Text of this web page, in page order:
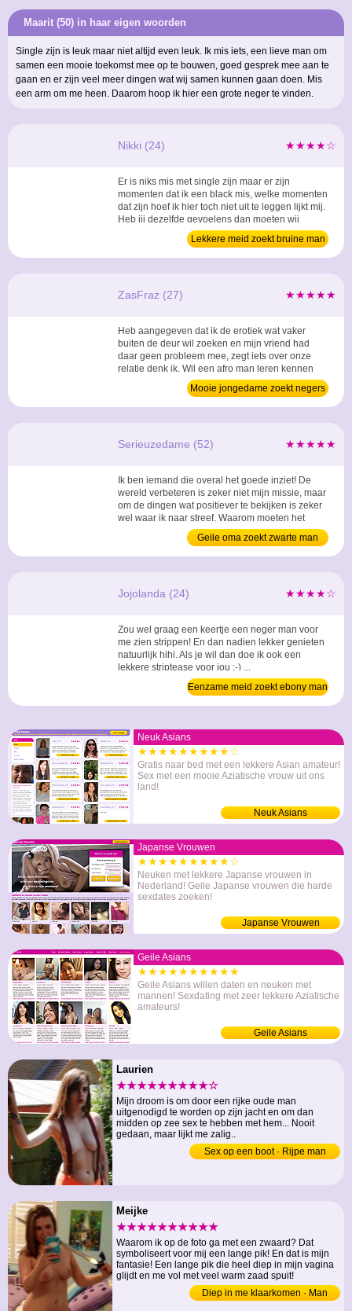
Maarit (50) in haar eigen woorden
Single zijn is leuk maar niet altijd even leuk. Ik mis iets, een lieve man om
samen een mooie toekomst mee op te bouwen, goed gesprek mee aan te
gaan en er zijn veel meer dingen wat wij samen kunnen gaan doen. Mis
een arm om me heen. Daarom hoop ik hier een grote neger te vinden.
★★★★☆
Nikki (24)
Er is niks mis met single zijn maar er zijn
momenten dat ik een black mis, welke momenten
dat zijn hoef ik hier toch niet uit te leggen lijkt mij.
Heb jij dezelfde gevoelens dan moeten wij
misschien eens kijken of onze verlangens het
zelfde zijn zodat wij het gemis bij elkaar kunnen
opvullen? ...
Lekkere meid zoekt bruine man
★★★★★
ZasFraz (27)
Heb aangegeven dat ik de erotiek wat vaker
buiten de deur wil zoeken en mijn vriend had
daar geen probleem mee, zegt iets over onze
relatie denk ik. Wil een afro man leren kennen
die me urenlang kan bezighouden met zijn
heerlijke lichaam. ...Mooie jongedame zoekt negers
★★★★★
Serieuzedame (52)
Ik ben iemand die overal het goede inziet! De
wereld verbeteren is zeker niet mijn missie, maar
om de dingen wat positiever te bekijken is zeker
wel waar ik naar streef. Waarom moeten het
vandaag de dag allemaal zo snel en vlot en
negatief? Ik wil gewoon een donkere man waar
ik een goed gesprek mee kan voeren, en
Geile oma zoekt zwarte man
★★★★☆
Jojolanda (24)
Zou wel graag een keertje een neger man voor
me zien strippen! En dan nadien lekker genieten
natuurlijk hihi. Als je wil dan doe ik ook een
lekkere striptease voor jou :-) ...
Eenzame meid zoekt ebony man
Neuk Asians
★★★★★★★★★☆
Gratis naar bed met een lekkere Asian amateur!
Sex met een mooie Aziatische vrouw uit ons
land!
Neuk Asians
Japanse Vrouwen
★★★★★★★★★☆
Neuken met lekkere Japanse vrouwen in
Nederland! Geile Japanse vrouwen die harde
sexdates zoeken!
Japanse Vrouwen
Geile Asians
★★★★★★★★★★
Geile Asians willen daten en neuken met
mannen! Sexdating met zeer lekkere Aziatische
amateurs!
Geile Asians
Laurien
★★★★★★★★★☆
Mijn droom is om door een rijke oude man
uitgenodigd te worden op zijn jacht en om dan
midden op zee sex te hebben met hem... Nooit
gedaan, maar lijkt me zalig..
Sex op een boot · Rijpe man
Meijke
★★★★★★★★★★
Waarom ik op de foto ga met een zwaard? Dat
symboliseert voor mij een lange pik! En dat is mijn
fantasie! Een lange pik die heel diep in mijn vagina
glijdt en me vol met veel warm zaad spuit!
Diep in me klaarkomen · Man